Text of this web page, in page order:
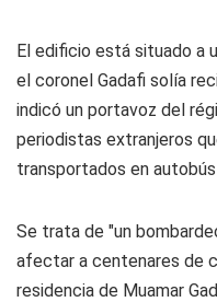
El edificio está situado a
el coronel Gadafi solía
indicó un portavoz del
periodistas extranjeros
transportados en autobús
Se trata de "un
afectar a centenares de
residencia de Muamar